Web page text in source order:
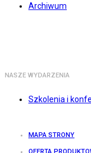
Archiwum
NASZE WYDARZENIA
Szkolenia i
MAPA STRONY